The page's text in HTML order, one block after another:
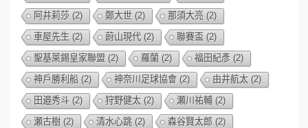
阿井莉莎 (2) 鄭大世 (2) 那須大亮 (2)
車屋先生 (2) 蔚山現代 (2) 聯賽盃 (2)
聖基萊錫皇家聯盟 (2) 羅蘭 (2) 福田紀彥 (2)
神戶勝利船 (2) 神奈川足球協會 (2) 由井航太 (2)
田邉秀斗 (2) 狩野健太 (2) 瀬川祐輔 (2)
瀬古樹 (2) 清水心跳 (2) 森谷賢太郎 (2)